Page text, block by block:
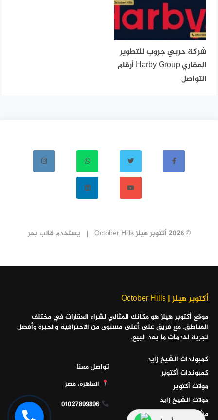
شركة حربي جروب للتطوير
العقاري Harby Group أرقام
التواصل
© 2026 أكتوبر هيلز October Hills يستخدم قالب بحر
أكتوبر هيلز | October Hills
موقع أكتوبر هيلز هو مكانك المثالي لشراء العقارات في مختلف
المناطق، مع فريق على أعلى مستوى من الاحترافية والخبرة وأفضل
تجربة لخدمات ما بعد البيع.
كمبوندات الشيخ زايد
كمبوندات أكتوبر
مولات أكتوبر
مولات الشيخ زايد
مشاريع الساحل الشمالي
تواصل معنا
القاهرة، مصر
01027899896